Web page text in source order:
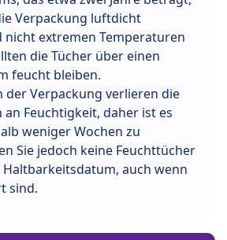
Verpackung luftdicht
nicht extremen Temperaturen
die Tücher über einen
feucht bleiben.
der Verpackung verlieren die
an Feuchtigkeit, daher ist es
weniger Wochen zu
Sie jedoch keine Feuchttücher
auch wenn
sind.